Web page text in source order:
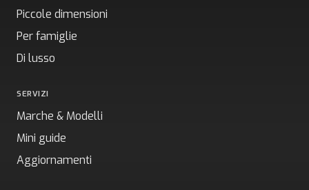
Piccole dimensioni
Per famiglie
Di lusso
SERVIZI
Marche & Modelli
Mini guide
Aggiornamenti